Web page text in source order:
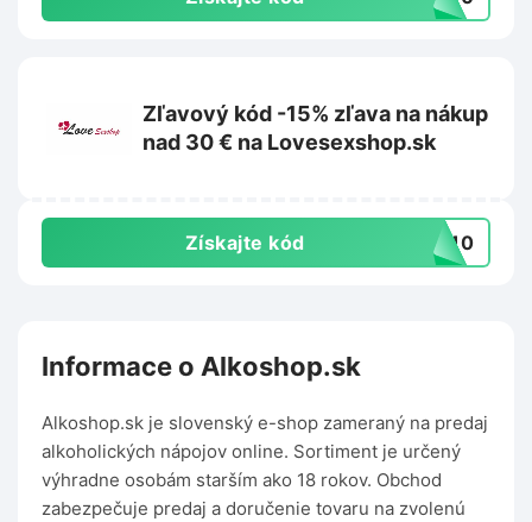
Zľavový kód -15% zľava na nákup
nad 30 € na Lovesexshop.sk
Získajte kód IK10
Informace o Alkoshop.sk
Alkoshop.sk je slovenský e-shop zameraný na predaj
alkoholických nápojov online. Sortiment je určený
výhradne osobám starším ako 18 rokov. Obchod
zabezpečuje predaj a doručenie tovaru na zvolenú